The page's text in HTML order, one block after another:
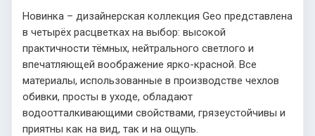
Новинка – дизайнерская коллекция Geo представлена
в четырёх расцветках на выбор: высокой
практичности тёмных, нейтрального светлого и
впечатляющей воображение ярко-красной. Все
материалы, использованные в производстве чехлов
обивки, просты в уходе, обладают
водоотталкивающими свойствами, грязеустойчивы и
приятны как на вид, так и на ощупь.